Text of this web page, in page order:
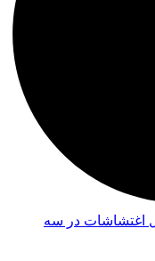
اغتشاشات در سه